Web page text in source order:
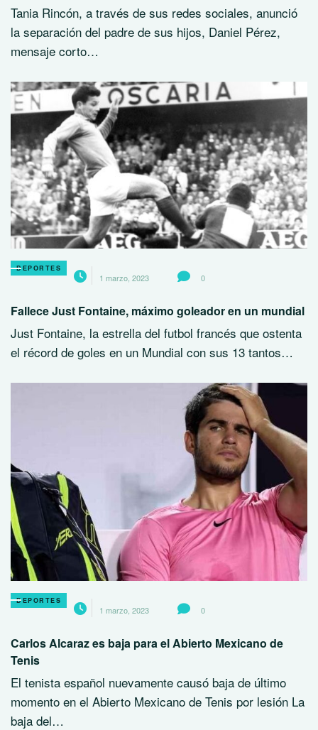
Tania Rincón, a través de sus redes sociales, anunció
la separación del padre de sus hijos, Daniel Pérez,
mensaje corto…
DEPORTES
1 marzo, 2023 0
Fallece Just Fontaine, máximo goleador en un mundial
Just Fontaine, la estrella del futbol francés que ostenta
el récord de goles en un Mundial con sus 13 tantos…
DEPORTES
1 marzo, 2023 0
Carlos Alcaraz es baja para el Abierto Mexicano de
Tenis
El tenista español nuevamente causó baja de último
momento en el Abierto Mexicano de Tenis por lesión La
baja del…